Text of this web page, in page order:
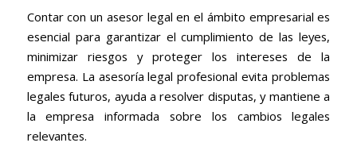
Contar con un asesor legal en el ámbito empresarial es
esencial para garantizar el cumplimiento de las leyes,
minimizar riesgos y proteger los intereses de la
empresa. La asesoría legal profesional evita problemas
legales futuros, ayuda a resolver disputas, y mantiene a
la empresa informada sobre los cambios legales
relevantes.